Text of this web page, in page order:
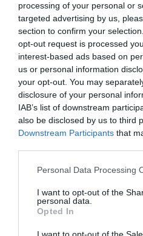
processing of your personal or
targeted advertising by us,
section to confirm your
opt-out request is processed
interest-based ads based on
us or personal information
your opt-out. You may
disclosure of your personal
IAB’s list of downstream
also be disclosed by us to third
Downstream Participants that
Please note that this website/
not limited to your visit or usage
grant or deny consent to
use your data for below
consent section.
Personal Data Processing
I want to opt-out of the
personal data.
Opted In
Δυνατή
Ευρωπαϊκό
Μια ακόμη δυνατή παρουσία
διοργάνωση πραγματοποίησε
οποία κατέλαβε την ένατη
Ευρωπαϊκό Πρωτάθλημα
Αντονί της Γαλλίας.
16.06.2026 ΞΙΦΑΣΚΙΑ